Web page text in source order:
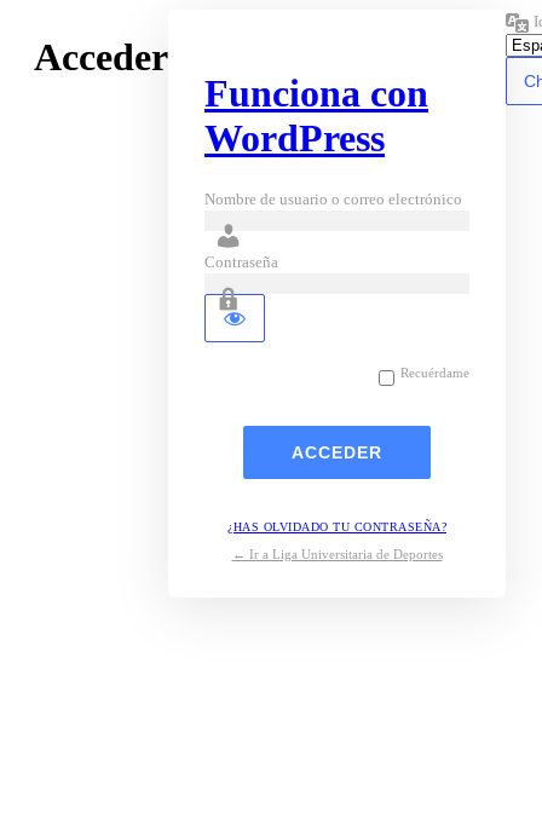
Acceder
Funciona con
WordPress
Nombre de usuario o correo electrónico
Contraseña
Recuérdame
¿HAS OLVIDADO TU CONTRASEÑA?
← Ir a Liga Universitaria de Deportes